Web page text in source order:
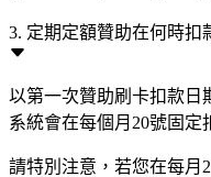
3. 定期定額贊助在何時扣
以第一次贊助刷卡扣款日
系統會在每個月20號固定
請特別注意，若您在每月